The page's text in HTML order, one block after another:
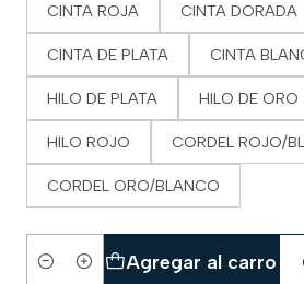
CINTA ROJA CINTA DORADA
CINTA DE PLATA CINTA
HILO DE PLATA HILO DE ORO
HILO ROJO CORDEL ROJO/
CORDEL ORO/BLANCO
Cantidad
Agregar al carro